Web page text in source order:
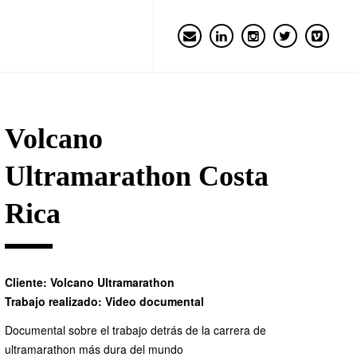
Volcano
Ultramarathon Costa
Rica
Cliente: Volcano Ultramarathon
Trabajo realizado: Video documental
Documental sobre el trabajo detrás de la carrera de
ultramarathon más dura del mundo